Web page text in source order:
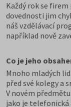
Každý rok se
dovednosti jim
náš vzdělávací
například nově
Co je jeho
Mnoho mladých
před své kolegy a
V novém
jako je telefonická